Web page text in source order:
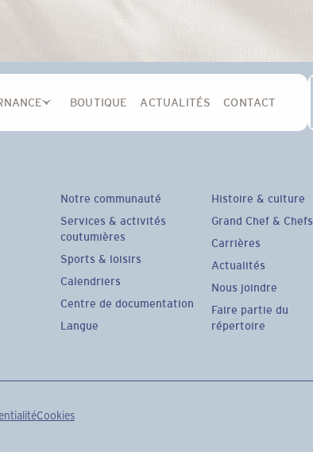
BOUTIQUE ACTUALITÉS CONTACT
Notre communauté
Services & activités
coutumières
Sports & loisirs
Calendriers
Centre de documentation
Langue
Histoire & culture
Grand Chef & Chefs
Carrières
Actualités
Nous joindre
Faire partie du
répertoire
Cookies